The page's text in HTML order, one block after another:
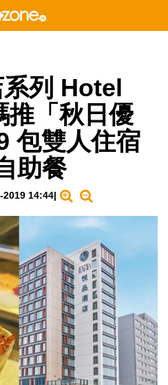
列 Hotel
推「秋日優
包雙人住宿
助餐
2019 14:44|